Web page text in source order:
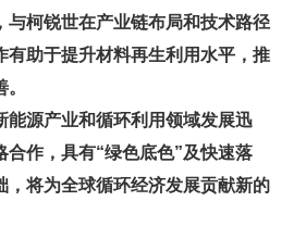
与柯锐世在产业链布局和技术路径
有助于提升材料再生利用水平，推
能源产业和循环利用领域发展迅
合作，具有“绿色底色”及快速落
，将为全球循环经济发展贡献新的